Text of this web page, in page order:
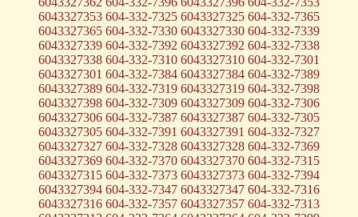
6043327353 604-332-7325 6043327325 604-332-7365
6043327365 604-332-7330 6043327330 604-332-7339
6043327339 604-332-7392 6043327392 604-332-7338
6043327338 604-332-7310 6043327310 604-332-7301
6043327301 604-332-7384 6043327384 604-332-7389
6043327389 604-332-7319 6043327319 604-332-7398
6043327398 604-332-7309 6043327309 604-332-7306
6043327306 604-332-7387 6043327387 604-332-7305
6043327305 604-332-7391 6043327391 604-332-7327
6043327327 604-332-7328 6043327328 604-332-7369
6043327369 604-332-7370 6043327370 604-332-7315
6043327315 604-332-7373 6043327373 604-332-7394
6043327394 604-332-7347 6043327347 604-332-7316
6043327316 604-332-7357 6043327357 604-332-7313